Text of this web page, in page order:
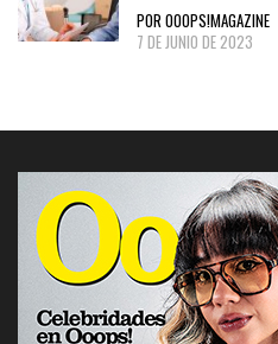
POR OOOPS!MAGAZINE
7 DE JUNIO DE 2023